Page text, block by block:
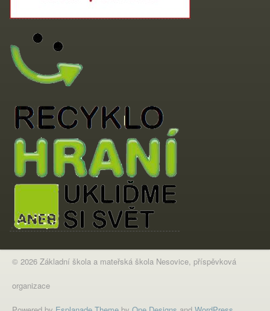
© 2026 Základní škola a mateřská škola Nesovice, příspěvková
organizace